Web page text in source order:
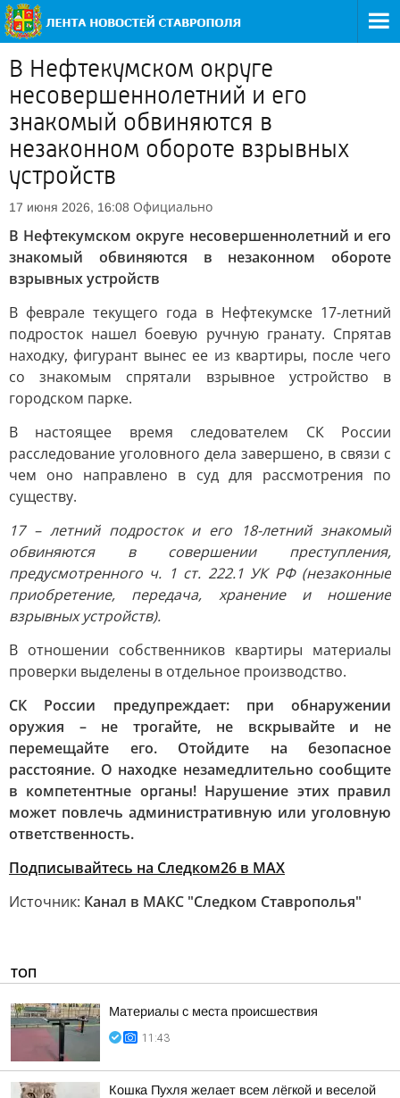
В Нефтекумском округе
несовершеннолетний и его
знакомый обвиняются в
незаконном обороте взрывных
устройств
17 июня 2026, 16:08 Официально
В Нефтекумском округе несовершеннолетний и его
знакомый обвиняются в незаконном обороте
взрывных устройств
В феврале текущего года в Нефтекумске 17-летний
подросток нашел боевую ручную гранату. Спрятав
находку, фигурант вынес ее из квартиры, после чего
со знакомым спрятали взрывное устройство в
городском парке.
В настоящее время следователем СК России
расследование уголовного дела завершено, в связи с
чем оно направлено в суд для рассмотрения по
существу.
17 – летний подросток и его 18-летний знакомый
обвиняются в совершении преступления,
предусмотренного ч. 1 ст. 222.1 УК РФ (незаконные
приобретение, передача, хранение и ношение
взрывных устройств).
В отношении собственников квартиры материалы
проверки выделены в отдельное производство.
СК России предупреждает: при обнаружении
оружия – не трогайте, не вскрывайте и не
перемещайте его. Отойдите на безопасное
расстояние. О находке незамедлительно сообщите
в компетентные органы! Нарушение этих правил
может повлечь административную или уголовную
ответственность.
Подписывайтесь на Следком26 в МАХ
Источник: Канал в МАКС "Следком Ставрополья"
ТОП
Материалы с места происшествия
11:43
Кошка Пухля желает всем лёгкой и веселой